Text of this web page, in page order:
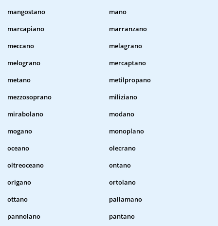
mangostano
mano
marcapiano
marranzano
meccano
melagrano
melograno
mercaptano
metano
metilpropano
mezzosoprano
miliziano
mirabolano
modano
mogano
monoplano
oceano
olecrano
oltreoceano
ontano
origano
ortolano
ottano
pallamano
pannolano
pantano